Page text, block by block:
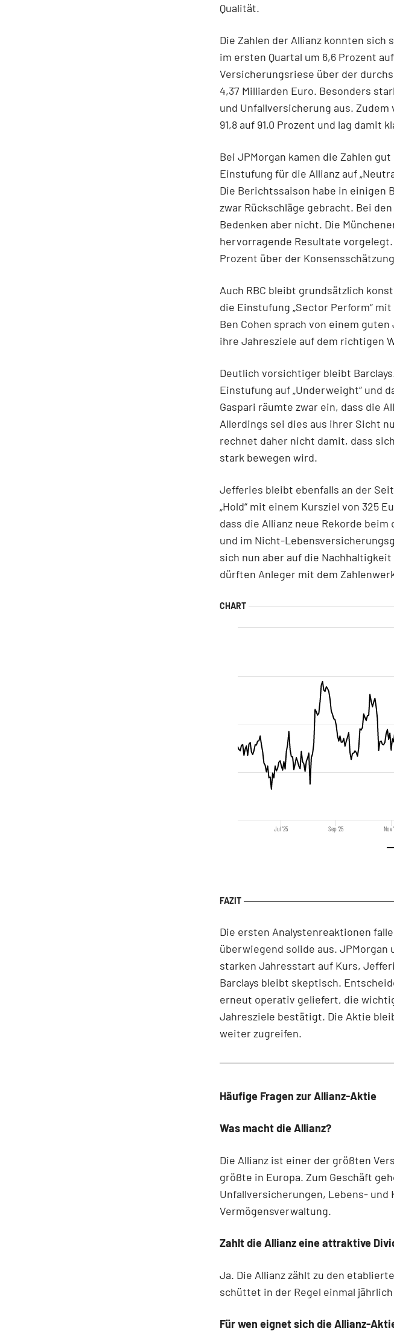
Qualität.
Die Zahlen der Allianz konnten sich
im ersten Quartal um 6,6 Prozent
Versicherungsriese über der
4,37 Milliarden Euro. Besonders
und Unfallversicherung aus.
91,8 auf 91,0 Prozent und lag damit
Bei JPMorgan kamen die Zahlen
Einstufung für die Allianz auf
Die Berichtssaison habe in einigen
zwar Rückschläge gebracht. Bei
Bedenken aber nicht. Die
hervorragende Resultate
Prozent über der
Auch RBC bleibt grundsätzlich
die Einstufung „Sector Perform“
Ben Cohen sprach von einem
ihre Jahresziele auf dem richtigen
Deutlich vorsichtiger bleibt
Einstufung auf „Underweight“ und
Gaspari räumte zwar ein, dass die
Allerdings sei dies aus ihrer Sicht
rechnet daher nicht damit, dass
stark bewegen wird.
Jefferies bleibt ebenfalls an der
„Hold“ mit einem Kursziel von 325
dass die Allianz neue Rekorde
und im Nicht-
sich nun aber auf die
dürften Anleger mit dem
Jul '25 Sep '25 Nov
Die ersten Analystenreaktionen
überwiegend solide aus. JPMorgan
starken Jahresstart auf Kurs,
Barclays bleibt skeptisch.
erneut operativ geliefert, die
Jahresziele bestätigt. Die Aktie
weiter zugreifen.
Häufige Fragen zur Allianz-Aktie
Was macht die Allianz?
Die Allianz ist einer der größten
größte in Europa. Zum Geschäft
Unfallversicherungen, Lebens-
Vermögensverwaltung.
Zahlt die Allianz eine attraktive
Ja. Die Allianz zählt zu den
schüttet in der Regel einmal
Für wen eignet sich die Allianz-